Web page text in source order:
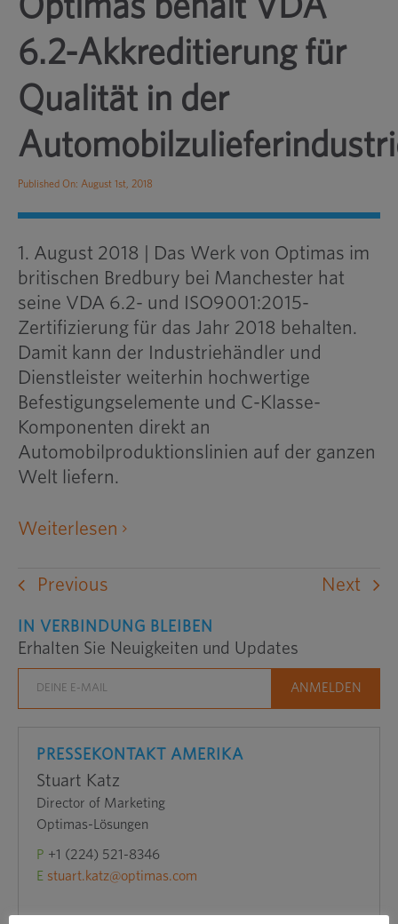
Optimas behält VDA
6.2-Akkreditierung für
Qualität in der
Published On: August 1st, 2018
1. August 2018 | Das Werk von Optimas im
britischen Bredbury bei Manchester hat
seine VDA 6.2- und ISO9001:2015-
Zertifizierung für das Jahr 2018 behalten.
Damit kann der Industriehändler und
Dienstleister weiterhin hochwertige
Befestigungselemente und C-Klasse-
Komponenten direkt an
Automobilproduktionslinien auf der ganzen
Welt liefern.
Weiterlesen öffnet
in
einem
Previous Next
IN VERBINDUNG BLEIBEN
Erhalten Sie Neuigkeiten und Updates
PRESSEKONTAKT AMERIKA
Stuart Katz
Director of Marketing
Optimas-Lösungen
P +1 (224) 521-8346
E stuart.katz@optimas.com